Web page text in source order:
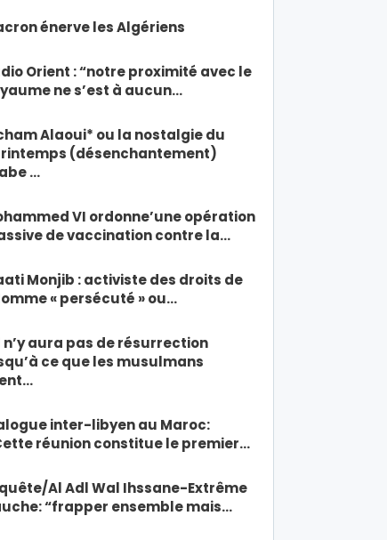
énerve les Algériens
Orient : “notre proximité avec le
ne s’est à aucun…
Alaoui* ou la nostalgie du
(désenchantement)
…
VI ordonne’une opération
de vaccination contre la…
Monjib : activiste des droits de
« persécuté » ou…
n’y aura pas de résurrection
ce que les musulmans
inter-libyen au Maroc:
réunion constitue le premier…
Al Adl Wal Ihssane-Extrême
“frapper ensemble mais…